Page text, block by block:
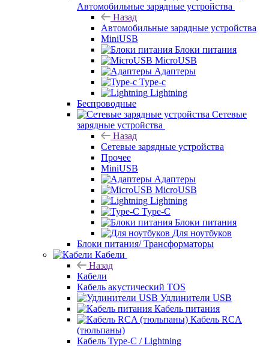
Автомобильные зарядные устройства
Назад
Автомобильные зарядные устройства
MiniUSB
Блоки питания
MicroUSB
Адаптеры
Type-c
Lightning
Беспроводные
Сетевые
зарядные устройства
Назад
Сетевые зарядные устройства
Прочее
MiniUSB
Адаптеры
MicroUSB
Lightning
Type-C
Блоки питания
Для ноутбуков
Блоки питания/ Трансформаторы
Кабели
Назад
Кабели
Кабель акустический TOS
Удлинители USB
Кабель питания
Кабель RCA
(тюльпаны)
Кабель Type-C / Lightning